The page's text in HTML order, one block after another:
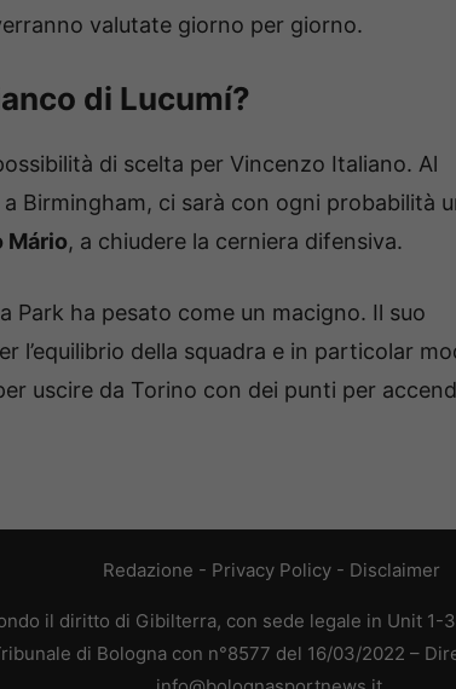
valutate giorno per giorno.
di Lucumí?
di scelta per Vincenzo Italiano. Al
Birmingham, ci sarà con ogni probabilità
Mário, a chiudere la cerniera difensiva.
Park ha pesato come un macigno. Il suo
l’equilibrio della squadra e in particolar
uscire da Torino con dei punti per
Redazione - Privacy Policy- Disclaimer
il diritto di Gibilterra, con sede legale in Unit 1-
di Bologna con n°8577 del 16/03/2022 –